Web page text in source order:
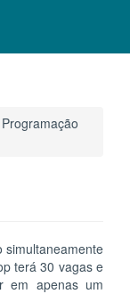
Programação
simultaneamente
terá 30 vagas e
em apenas um